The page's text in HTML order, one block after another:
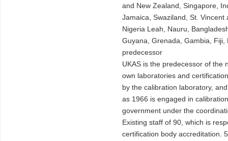
and New Zealand, Singapore,
Jamaica, Swaziland, St.
Nigeria Leah, Nauru,
Guyana, Grenada, Gambia, Fiji,
predecessor
UKAS is the predecessor of the
own laboratories and
by the calibration laboratory,
as 1966 is engaged in
government under the
Existing staff of 90, which is
certification body accreditation.